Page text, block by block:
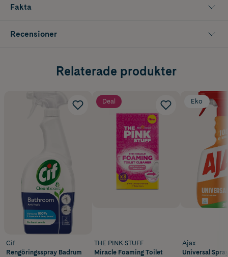
Fakta
Recensioner
Relaterade produkter
Cif
Rengöringsspray Badrum
Deal
THE PINK STUFF
Miracle Foaming Toilet
Eko
Ajax
Universal